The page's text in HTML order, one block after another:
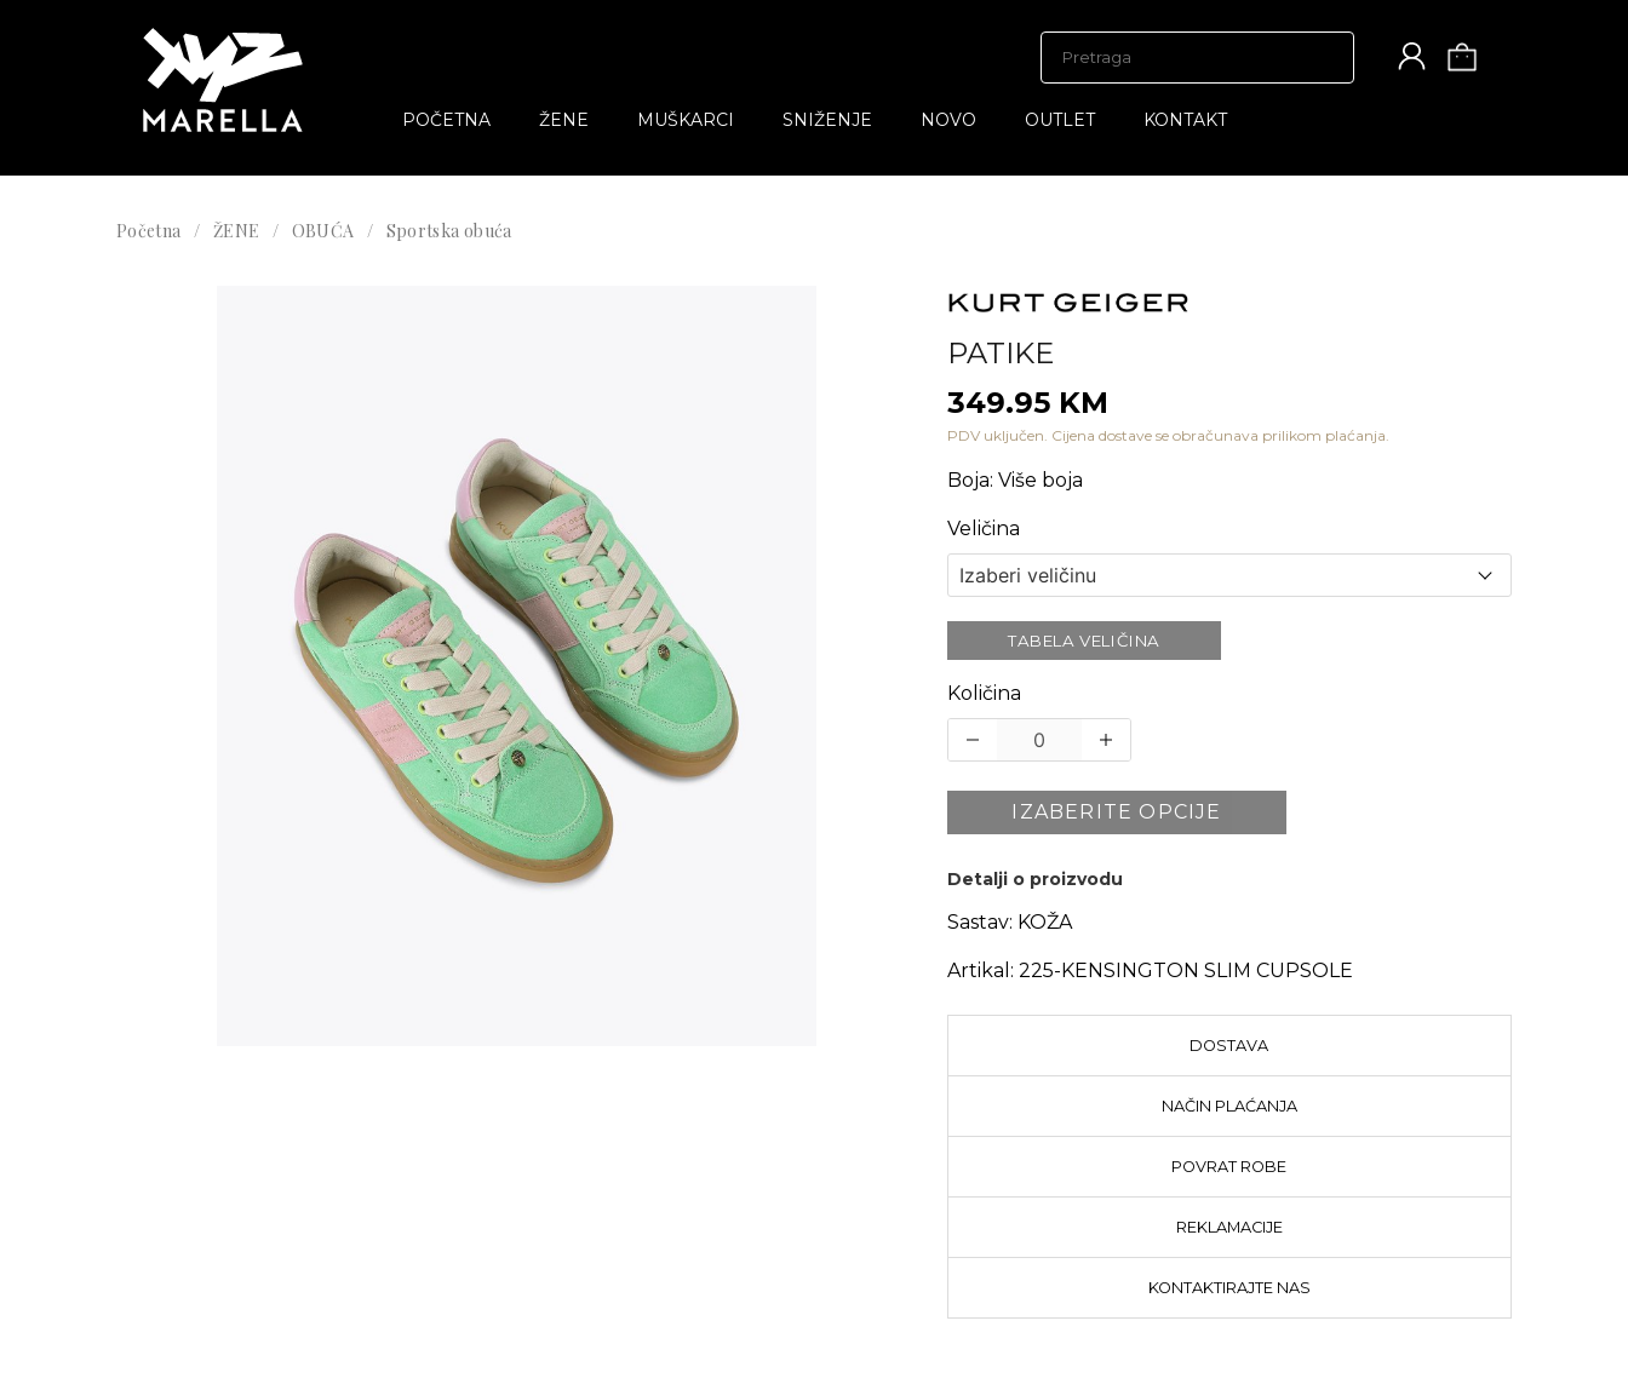
POČETNA ŽENE MUŠKARCI SNIŽENJE NOVO OUTLET KONTAKT
Početna ŽENE OBUĆA Sportska obuća
PATIKE
349.95 KM
PDV uključen. Cijena dostave se obračunava prilikom plaćanja.
Boja: Više boja
Veličina
TABELA VELIČINA
Količina
IZABERITE OPCIJE
Detalji o proizvodu
Sastav: KOŽA
Artikal: 225-KENSINGTON SLIM CUPSOLE
DOSTAVA
NAČIN PLAĆANJA
POVRAT ROBE
REKLAMACIJE
KONTAKTIRAJTE NAS